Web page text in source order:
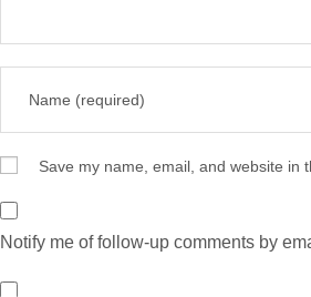
Save my name, email, and website in
Notify me of follow-up comments by